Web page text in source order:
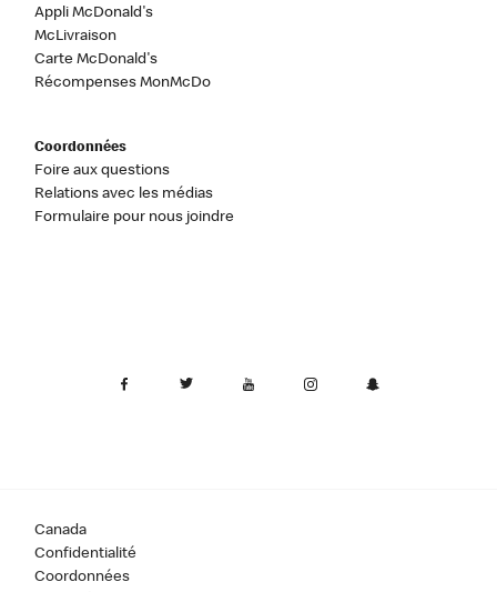
Appli McDonald's
McLivraison
Carte McDonald's
Récompenses MonMcDo
Coordonnées
Foire aux questions
Relations avec les médias
Formulaire pour nous joindre
Canada
Confidentialité
Coordonnées